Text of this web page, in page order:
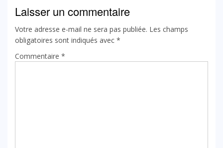
Laisser un commentaire
Votre adresse e-mail ne sera pas publiée. Les champs
obligatoires sont indiqués avec *
Commentaire *